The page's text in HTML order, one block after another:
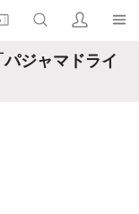
ジャマドライ